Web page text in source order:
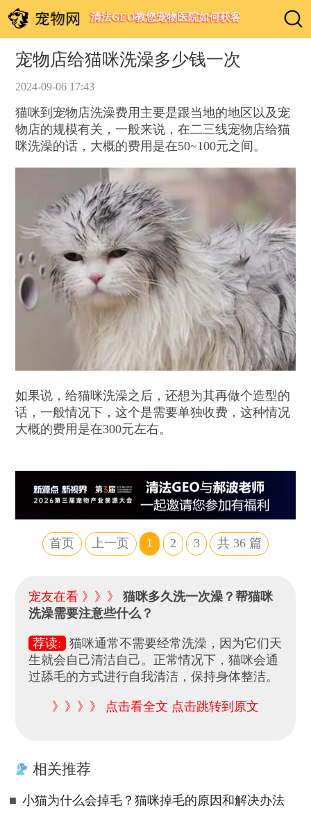
清法GEO教您宠物医院如何获客
宠物店给猫咪洗澡多少钱一次
2024-09-06 17:43
猫咪到宠物店洗澡费用主要是跟当地的地区以及宠
物店的规模有关，一般来说，在二三线宠物店给猫
咪洗澡的话，大概的费用是在50~100元之间。
如果说，给猫咪洗澡之后，还想为其再做个造型的
话，一般情况下，这个是需要单独收费，这种情况
大概的费用是在300元左右。
首页 上一页 1 2 3 共36 篇
宠友在看 》》》猫咪多久洗一次澡？帮猫咪
洗澡需要注意些什么？
荐读: 猫咪通常不需要经常洗澡，因为它们天
生就会自己清洁自己。正常情况下，猫咪会通
过舔毛的方式进行自我清洁，保持身体整洁。
》》》》 点击看全文 点击跳转到原文
相关推荐
■ 小猫为什么会掉毛？猫咪掉毛的原因和解决办法